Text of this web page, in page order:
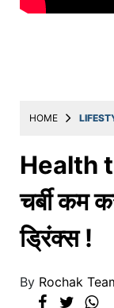
&
मराठी
मनोरंजन
स्पोर्ट्स
बिझनेस
टेक्नोलॉजी
HOME
Health
चर्बी कम
ड्रिंक्स !
By Rochak